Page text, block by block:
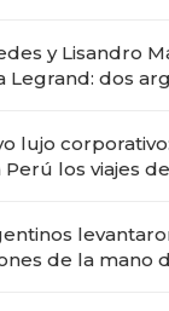
"fast
y Lisandro
Legrand: dos
lujo
los viajes de
en
de la mano